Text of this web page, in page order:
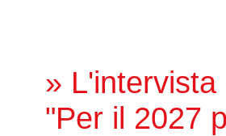
»
"Per il 2027